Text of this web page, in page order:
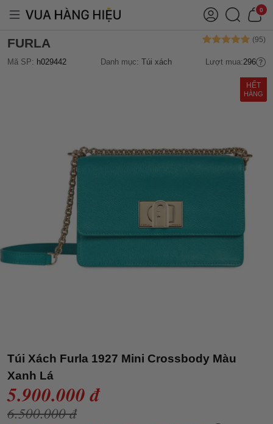
0
FURLA
Mã SP: h029442 Danh mục: Túi xách Lượt mua:296
HẾT
HÀNG
Túi Xách Furla 1927 Mini Crossbody Màu
Xanh Lá
5.900.000 đ
6.500.000 đ